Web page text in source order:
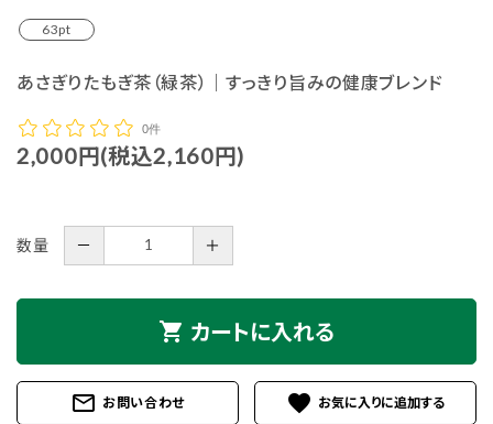
63pt
あさぎりたもぎ茶（緑茶）｜すっきり旨みの健康ブレンド
0件
2,000円(税込2,160円)
数量 － ＋
shopping_cart カートに入れる
mail_outline お問い合わせ favorite